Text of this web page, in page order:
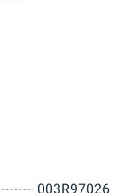
003R97026